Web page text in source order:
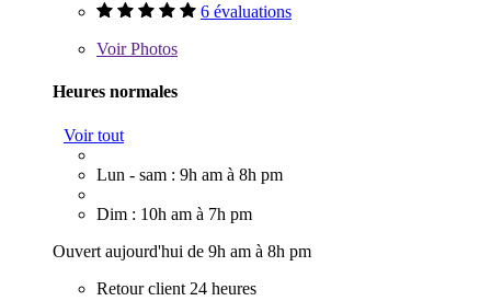
6 évaluations
VoirPhotos
Heures normales
Voir tout
Lun - sam : 9h am à 8h pm
Dim : 10h am à 7h pm
Ouvert aujourd'hui de 9h am à 8h pm
Retour client 24 heures